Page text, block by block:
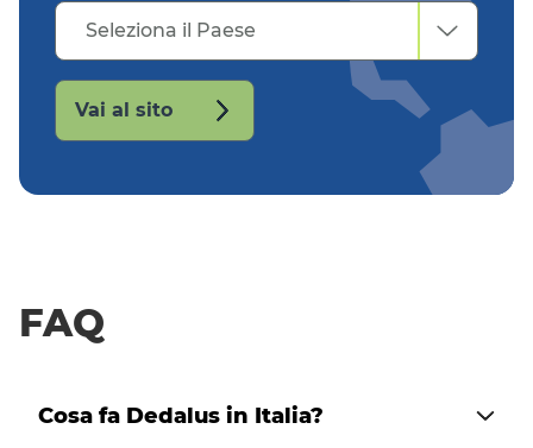
Seleziona
Seleziona il Paese
Vai al sito
FAQ
Cosa fa Dedalus in Italia?